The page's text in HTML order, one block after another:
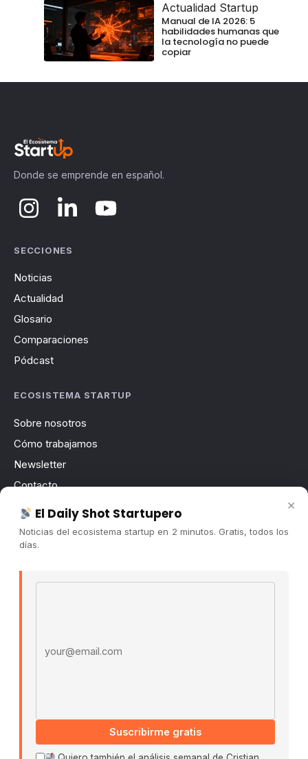
Actualidad Startup
Manual de IA 2026: 5
habilidades humanas que
la tecnología no puede
copiar
Donde se emprende en español.
SECCIONES
Noticias
Actualidad
Glosario
Comparaciones
Pódcast
ECOSISTEMA STARTUP
Sobre nosotros
Cómo trabajamos
Newsletter
Contacto
Publicidad
Convocatorias
×
El Daily Shot Startupero
Noticias del ecosistema startup en 2 minutos. Gratis, todos los
días.
Suscribirme gratis